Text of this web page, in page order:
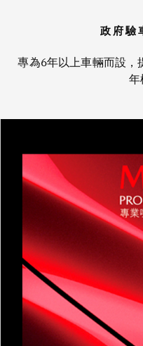
政府驗
專為6年以上車輛而設，
年